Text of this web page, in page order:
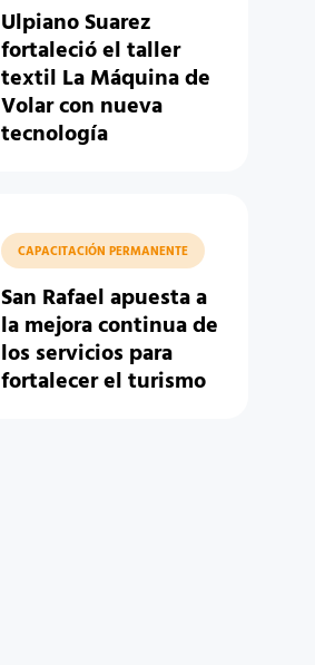
Ulpiano Suarez
fortaleció el taller
textil La Máquina de
Volar con nueva
tecnología
CAPACITACIÓN PERMANENTE
San Rafael apuesta a
la mejora continua de
los servicios para
fortalecer el turismo